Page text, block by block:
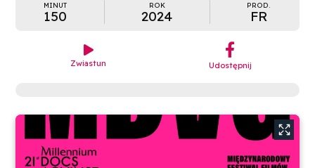
MINUT
150
ROK
2024
PROD.
FR

Zwiastun
︁
Udostępnij